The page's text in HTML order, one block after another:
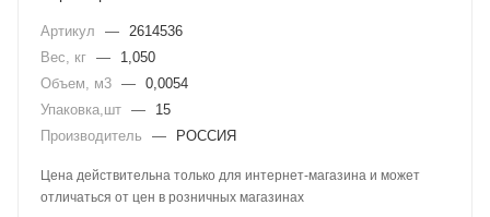
Артикул — 2614536
Вес, кг —
1,050
Объем, м3 — 0,0054
Упаковка,шт —
15
Производитель
— РОССИЯ
Цена действительна только для интернет-магазина и может
отличаться от цен в розничных магазинах